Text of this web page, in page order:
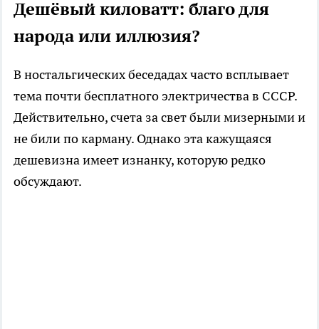
Дешёвый киловатт: благо для
народа или иллюзия?
В ностальгических беседадах часто всплывает
тема почти бесплатного электричества в СССР.
Действительно, счета за свет были мизерными и
не били по карману. Однако эта кажущаяся
дешевизна имеет изнанку, которую редко
обсуждают.